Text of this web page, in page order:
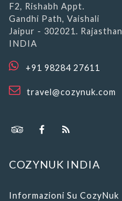
F2, Rishabh Appt.
Gandhi Path, Vaishali
Jaipur - 302021. Rajasthan
INDIA
+91 98284 27611
travel@cozynuk.com
COZYNUK INDIA
Informazioni Su CozyNuk